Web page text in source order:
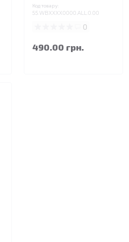
Код товару:
55.WBXXXX0000.ALL.0.00
0
490.00 грн.